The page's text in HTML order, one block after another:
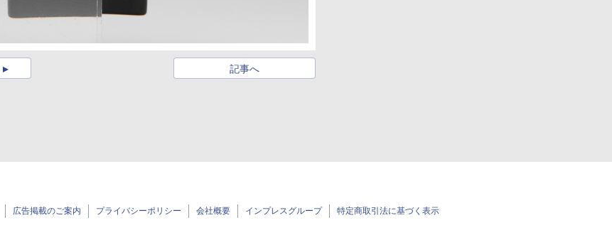
記事へ
広告掲載のご案内 プライバシーポリシー 会社概要 インプレスグループ 特定商取引法に基づく表示